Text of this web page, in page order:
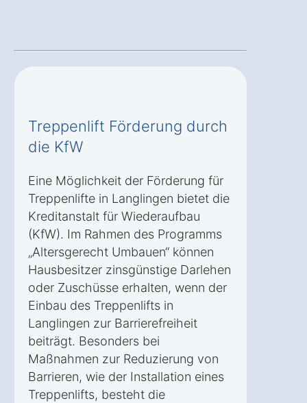
Treppenlift Förderung durch
die KfW
Eine Möglichkeit der Förderung für
Treppenlifte in Langlingen bietet die
Kreditanstalt für Wiederaufbau
(KfW). Im Rahmen des Programms
„Altersgerecht Umbauen“ können
Hausbesitzer zinsgünstige Darlehen
oder Zuschüsse erhalten, wenn der
Einbau des Treppenlifts in
Langlingen zur Barrierefreiheit
beiträgt. Besonders bei
Maßnahmen zur Reduzierung von
Barrieren, wie der Installation eines
Treppenlifts, besteht die